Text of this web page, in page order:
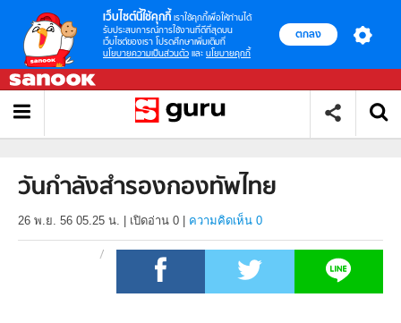
เว็บไซต์นี้ใช้คุกกี้ เราใช้คุกกี้เพื่อให้ท่านได้
รับประสบการณ์การใช้งานที่ดีที่สุดบน
เว็บไซต์ของเรา โปรดศึกษาเพิ่มเติมที่
นโยบายความเป็นส่วนตัว และ นโยบายคุกกี้
ตกลง
วันกำลังสำรองกองทัพไทย
26 พ.ย. 56 05.25 น. เปิดอ่าน 0 ความคิดเห็น 0